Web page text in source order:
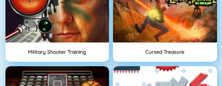
Military Shooter Training Cursed Treasure